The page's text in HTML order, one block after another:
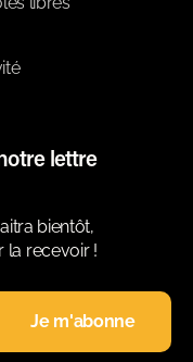
lettre
bientôt,
la recevoir !